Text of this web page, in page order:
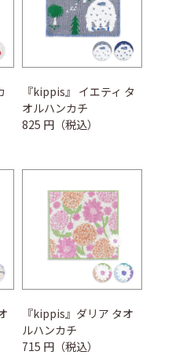
『kippis』 イエティ タ
オルハンカチ
825 円（税込）
『kippis』ダリア タオ
ルハンカチ
715 円（税込）